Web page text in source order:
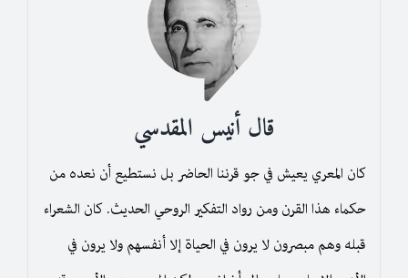
قال أنيس المقدسي
كان المعري يعيش في جو قرننا الحاضر بل نستطيع أن نعده من
حكماء هذا القرن ومن رواد التفكير الروحي الحديث. كان الشعراء
قبله وهم مبصرون لا يرون في الحياة إلا أنفسهم ولا يرون في